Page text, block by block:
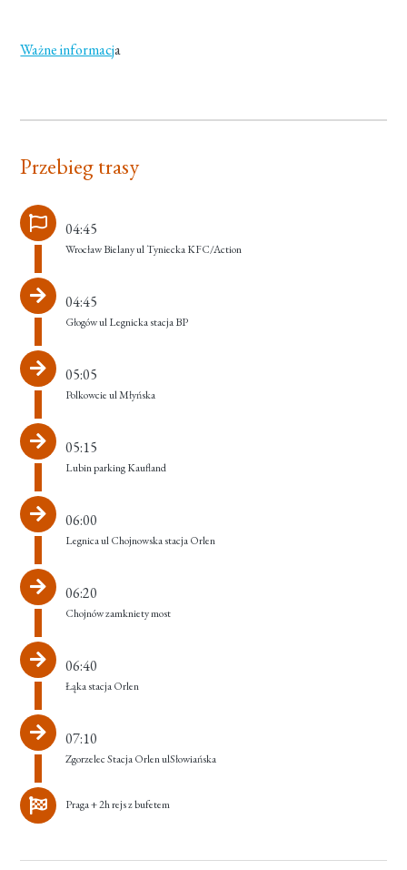
Ważne informacja
Przebieg trasy
04:45
Wrocław Bielany ul Tyniecka KFC/Action
04:45
Głogów ul Legnicka stacja BP
05:05
Polkowcie ul Młyńska
05:15
Lubin parking Kaufland
06:00
Legnica ul Chojnowska stacja Orlen
06:20
Chojnów zamkniety most
06:40
Łąka stacja Orlen
07:10
Zgorzelec Stacja Orlen ulSłowiańska
Praga + 2h rejs z bufetem